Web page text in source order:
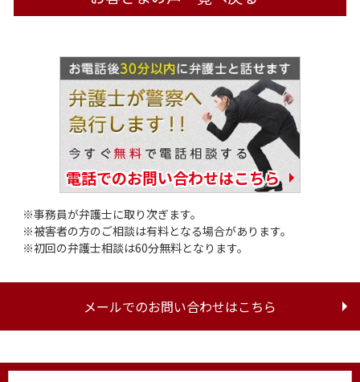
電話でのお問い合わせはこちら
事務員が弁護士に取り次ぎます。
被害者の方のご相談は有料となる場合があります。
初回の弁護士相談は60分無料となります。
メールでのお問い合わせはこちら